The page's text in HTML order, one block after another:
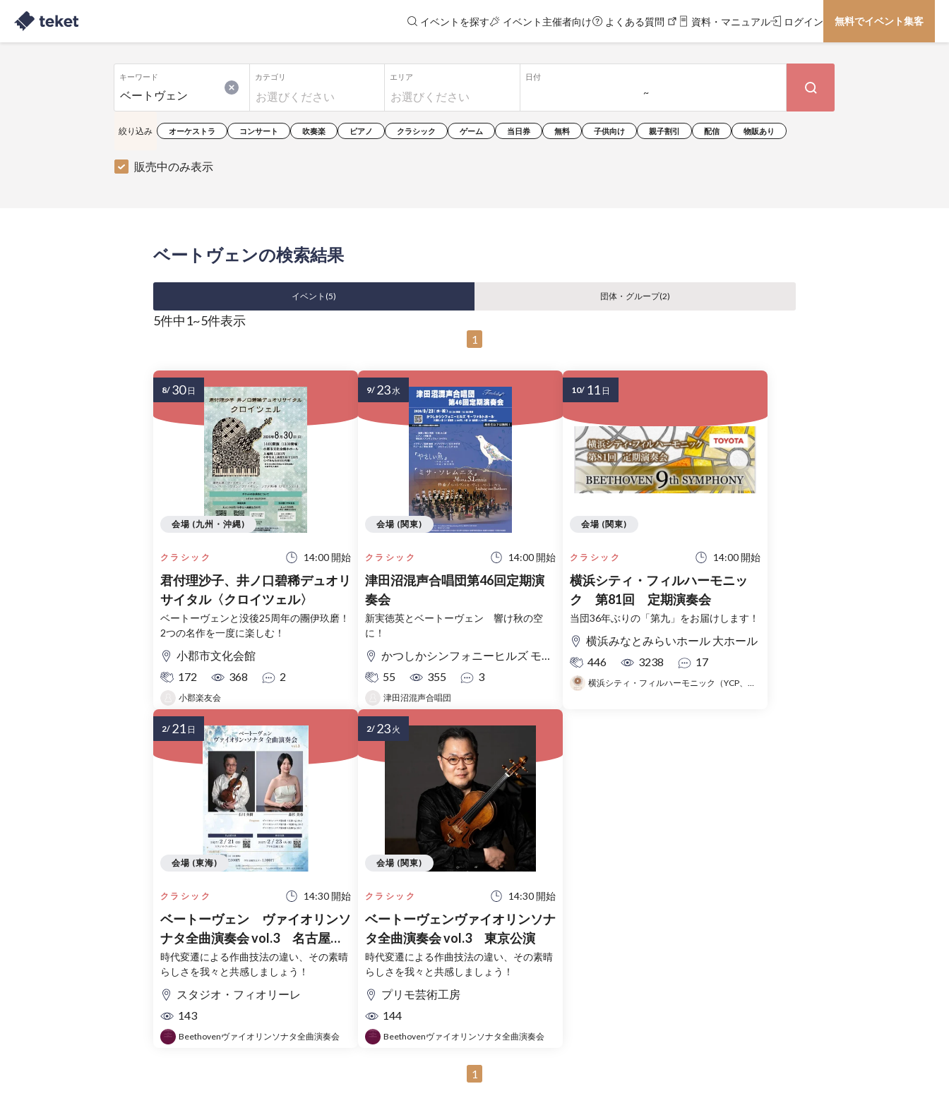
イベントを探す イベント主催者向け よくある質問 資料・マニュアル ログイン 無料でイベント集客
キーワード
オーケストラ コンサート 吹奏楽 ピアノ クラシック ゲーム 当日券 無料 子供向け 親子割引 配信 物販あり
カテゴリ エリア 日付
販売中のみ表示
絞り込み
ベートヴェンの検索結果
イベント(5) 団体・グループ(2)
5件中1~5件表示
1
クラシック 14:00 開始
君付理沙子、井ノ口碧稀デュオリ
サイタル〈クロイツェル〉
ベートーヴェンと没後25周年の團伊玖磨！
2つの名作を一度に楽しむ！
小郡市文化会館
172
368 2
小郡楽友会
会場 (九州・沖縄)
8/ 30 日
クラシック 14:00 開始
津田沼混声合唱団第46回定期演
奏会
新実徳英とベートーヴェン 響け秋の空
に！
かつしかシンフォニーヒルズ モーツァルトホール
55
355 3
津田沼混声合唱団
会場 (関東)
9/ 23水
クラシック 14:00 開始
横浜シティ・フィルハーモニッ
ク 第81回 定期演奏会
当団36年ぶりの「第九」をお届けします！
横浜みなとみらいホール 大ホール
446
3238 17
横浜シティ・フィルハーモニック（YCP、横浜シティフィル）
会場 (関東)
10/ 11 日
クラシック 14:30 開始
ベートーヴェン ヴァイオリンソ
ナタ全曲演奏会 vol.3 名古屋公
演
時代変遷による作曲技法の違い、その素晴
らしさを我々と共感しましょう！
スタジオ・フィオリーレ
143
Beethovenヴァイオリンソナタ全曲演奏会
会場 (東海)
2/ 21 日
クラシック 14:30 開始
ベートーヴェンヴァイオリンソナ
タ全曲演奏会 vol.3 東京公演
時代変遷による作曲技法の違い、その素晴
らしさを我々と共感しましょう！
プリモ芸術工房
144
Beethovenヴァイオリンソナタ全曲演奏会
会場 (関東)
2/ 23 火
1